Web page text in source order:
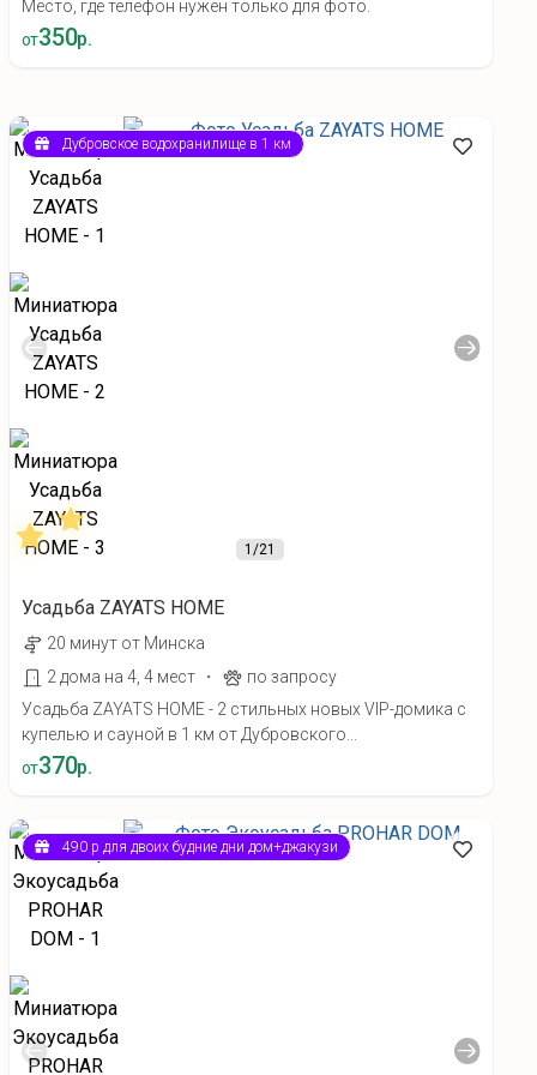
Место, где телефон нужен только для фото.
от350р.
1/21
Дубровское водохранилище в 1 км
Усадьба ZAYATS HOME
20 минут от Минска
2 дома на 4, 4 мест
·
по запросу
Усадьба ZAYATS HOME - 2 стильных новых VIP-домика с
купелью и сауной в 1 км от Дубровского...
от370р.
490 р для двоих будние дни дом+джакузи